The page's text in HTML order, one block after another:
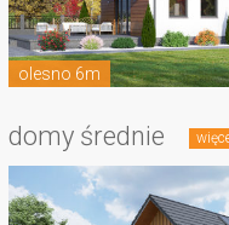
olesno 6m
domy średnie